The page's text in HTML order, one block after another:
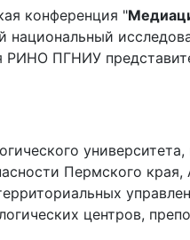
конференция "
ПГНИУ
Пермского
центров,